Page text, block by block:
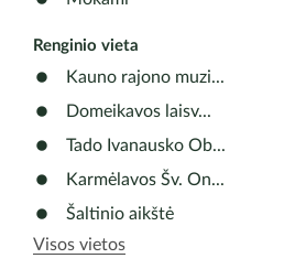
Renginio vieta
Kauno rajono muzi...
Domeikavos laisv...
Tado Ivanausko Ob...
Karmėlavos Šv. On...
Šaltinio aikštė
Visos vietos